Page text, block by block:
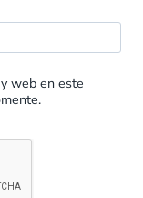
web en este